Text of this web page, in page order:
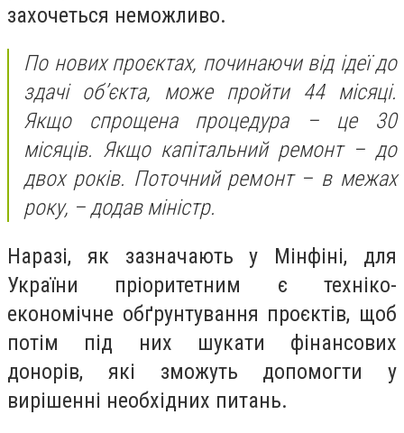
захочеться неможливо.
По нових проєктах, починаючи від ідеї до
здачі обʼєкта, може пройти 44 місяці.
Якщо спрощена процедура – це 30
місяців. Якщо капітальний ремонт – до
двох років. Поточний ремонт – в межах
року, – додав міністр.
Наразі, як зазначають у Мінфіні, для
України пріоритетним є техніко-
економічне обґрунтування проєктів, щоб
потім під них шукати фінансових
донорів, які зможуть допомогти у
вирішенні необхідних питань.